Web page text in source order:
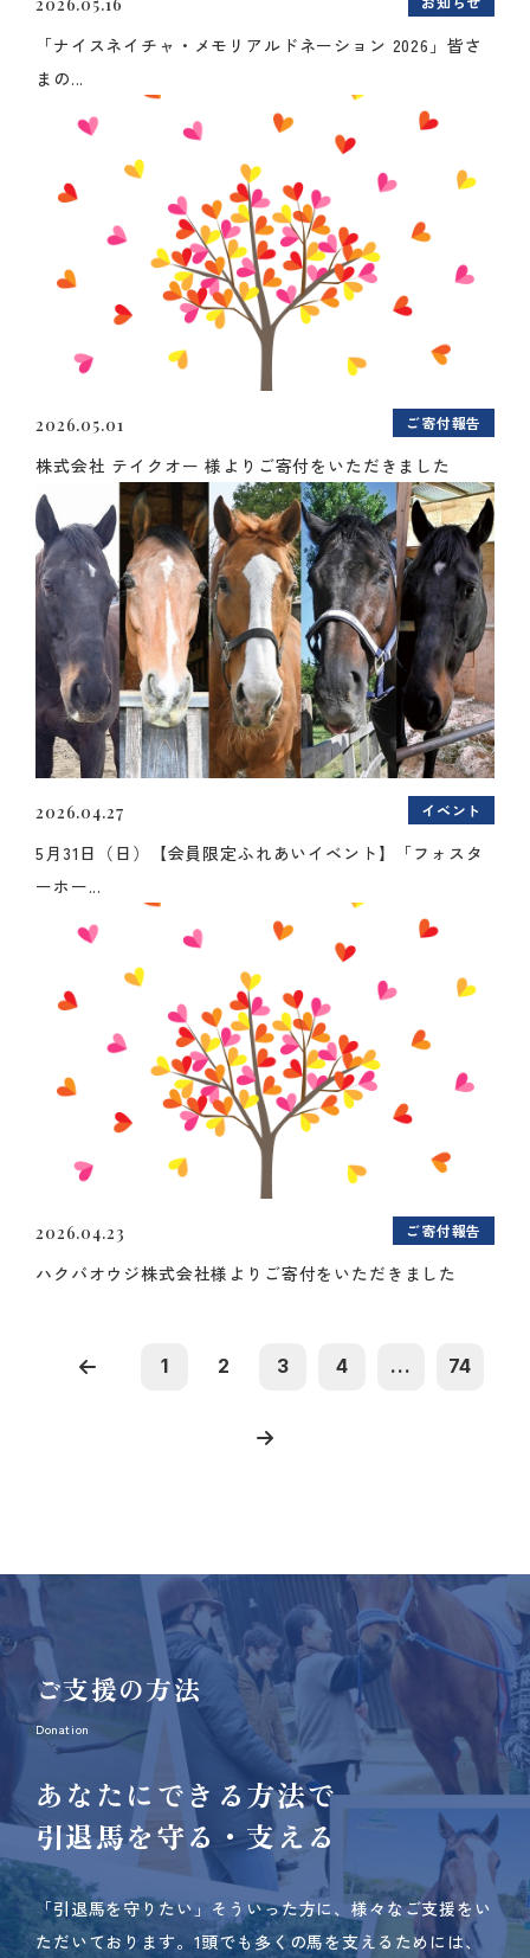
「ナイスネイチャ・メモリアルドネーション 2026」皆さ
まの...
2026.05.01 ご寄付報告
株式会社 テイクオー 様よりご寄付をいただきました
2026.04.27 イベント
5月31日（日）【会員限定ふれあいイベント】「フォスタ
ーホー...
2026.04.23 ご寄付報告
ハクバオウジ株式会社様よりご寄付をいただきました
1 2 3 4 ... 74
ご支援の方法
Donation
あなたにできる方法で
引退馬を守る・支える
「引退馬を守りたい」そういった方に、様々なご支援をい
ただいております。 1頭でも多くの馬を支えるためには、